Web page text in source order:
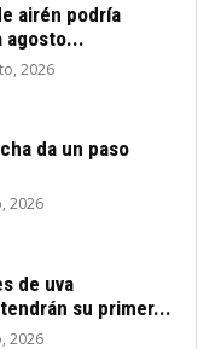
airén podría
agosto...
2026
da un paso
2026
de uva
su primer...
2026